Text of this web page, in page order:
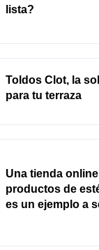
lista?
Toldos Clot, la
para tu terraza
Una tienda
productos de
es un ejemplo a